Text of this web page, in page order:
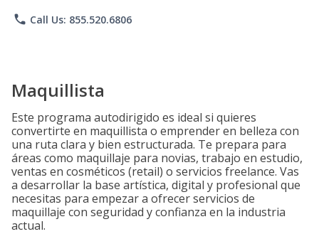
phone Call Us: 855.520.6806
Maquillista
Este programa autodirigido es ideal si quieres
convertirte en maquillista o emprender en belleza con
una ruta clara y bien estructurada. Te prepara para
áreas como maquillaje para novias, trabajo en estudio,
ventas en cosméticos (retail) o servicios freelance. Vas
a desarrollar la base artística, digital y profesional que
necesitas para empezar a ofrecer servicios de
maquillaje con seguridad y confianza en la industria
actual.